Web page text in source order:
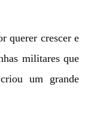
querer crescer e
militares que
um grande